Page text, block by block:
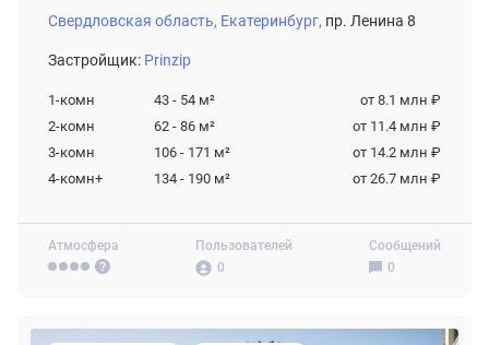
Атмосфера
Пользователей
0
Сообщений
0
Свердловская область, Екатеринбург, пр. Ленина 8
Застройщик: Prinzip
1-комн 43 - 54 м²
от 8.1 млн ₽
2-комн
62 - 86 м²
от 11.4 млн ₽
3-комн
106 - 171 м²
от 14.2 млн ₽
4-комн+
134 - 190 м² от 26.7 млн ₽